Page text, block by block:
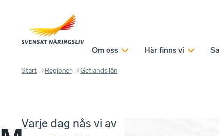
Om oss Här finns vi
Start Regioner Gotlands län
Varje dag nås vi av